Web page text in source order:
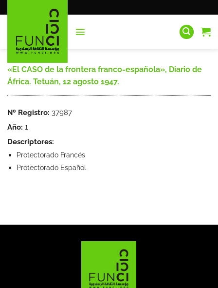
al
«El CASO de la frontera franco-española», Diario de
África. Tetuán, 12 agosto 1947.
Nº Registro: 37987
Año: 1
Descriptores:
Protectorado Francés
Protectorado Español